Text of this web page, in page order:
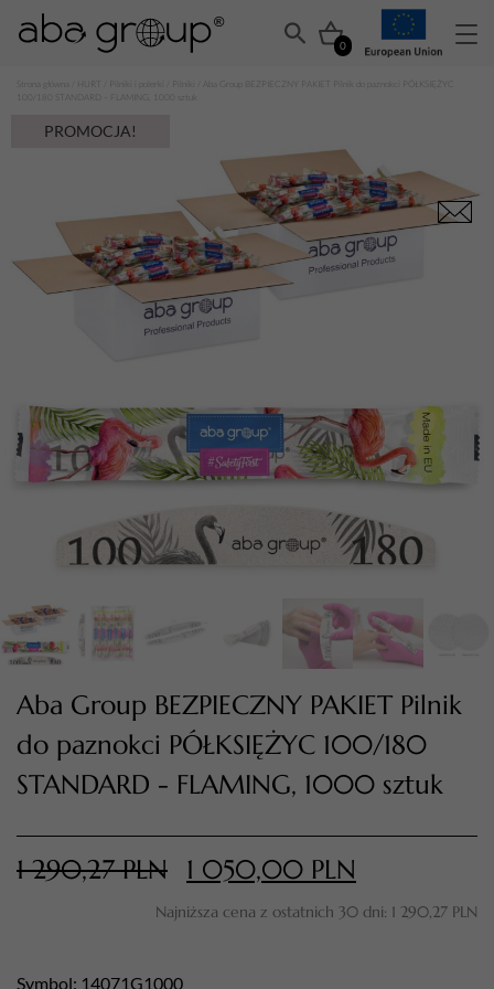
0
TWÓJ KOSZYK (0)
PRZEJDŹ DO KOSZYKA
Pilniki i polerki Pilniki
/ Aba Group BEZPIECZNY PAKIET Pilnik do paznokci PÓŁKSIĘŻYC
100/180 STANDARD – FLAMING, 1000 sztuk
PROMOCJA!
Aba Group BEZPIECZNY PAKIET Pilnik
do paznokci PÓŁKSIĘŻYC 100/180
STANDARD - FLAMING, 1000 sztuk
1 290,27PLN 1 050,00 PLN
Najniższa cena z ostatnich 30 dni: 1 290,27 PLN
Symbol: 14071G1000